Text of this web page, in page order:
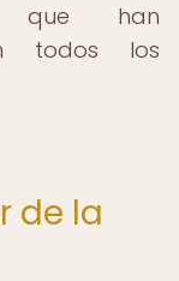
que han
todos los
de la